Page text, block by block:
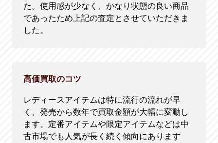
た。使用感が少なく、かなり状態の良い商品
であったため上記の査定とさせていただきま
した。
高価買取のコツ
レディースアイテムは特に流行の流れが早
く、発売から数年で買取金額が大幅に変動し
ます。定番アイテムや限定アイテムなどは中
古市場でも人気が長く続く傾向にあります